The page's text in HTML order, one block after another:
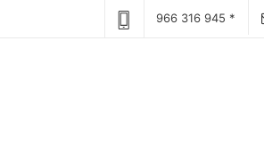
966 316 945 *